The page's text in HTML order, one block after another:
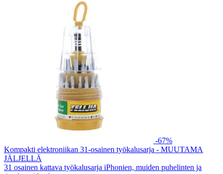
-67%
Kompakti elektroniikan 31-osainen työkalusarja - MUUTAMA
JÄLJELLÄ
31 osainen kattava työkalusarja iPhonien, muiden puhelinten ja